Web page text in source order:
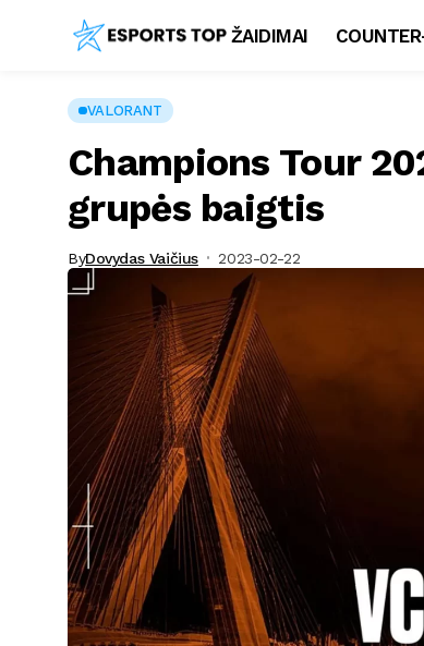
ŽAIDIMAI
VALORANT
Champions Tour
grupės baigtis
ByDovydas Vaičius 2023-02-22